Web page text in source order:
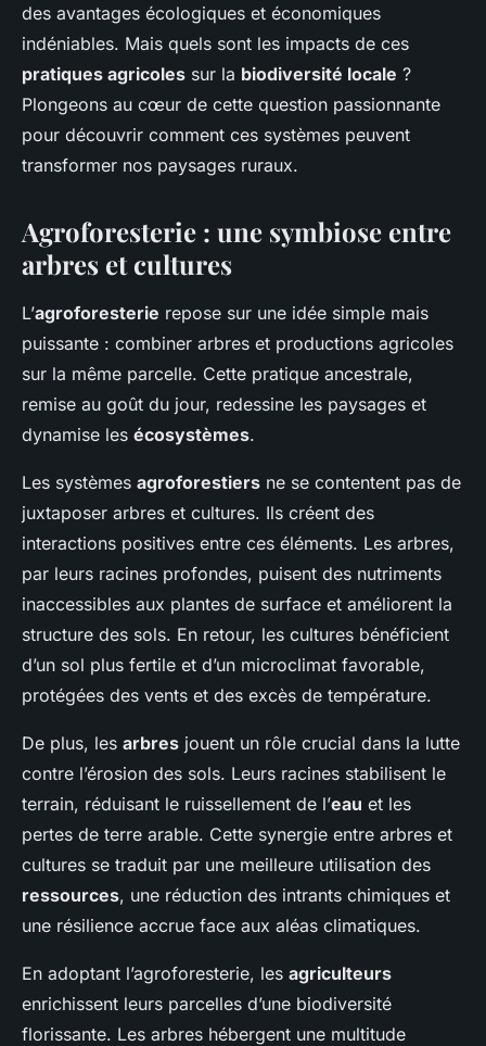
des avantages écologiques et économiques
indéniables. Mais quels sont les impacts de ces
pratiques agricoles sur la biodiversité locale ?
Plongeons au cœur de cette question passionnante
pour découvrir comment ces systèmes peuvent
transformer nos paysages ruraux.
Agroforesterie : une symbiose entre
arbres et cultures
L’agroforesterie repose sur une idée simple mais
puissante : combiner arbres et productions agricoles
sur la même parcelle. Cette pratique ancestrale,
remise au goût du jour, redessine les paysages et
dynamise les écosystèmes.
Les systèmes agroforestiers ne se contentent pas de
juxtaposer arbres et cultures. Ils créent des
interactions positives entre ces éléments. Les arbres,
par leurs racines profondes, puisent des nutriments
inaccessibles aux plantes de surface et améliorent la
structure des sols. En retour, les cultures bénéficient
d’un sol plus fertile et d’un microclimat favorable,
protégées des vents et des excès de température.
De plus, les arbres jouent un rôle crucial dans la lutte
contre l’érosion des sols. Leurs racines stabilisent le
terrain, réduisant le ruissellement de l’eau et les
pertes de terre arable. Cette synergie entre arbres et
cultures se traduit par une meilleure utilisation des
ressources, une réduction des intrants chimiques et
une résilience accrue face aux aléas climatiques.
En adoptant l’agroforesterie, les agriculteurs
enrichissent leurs parcelles d’une biodiversité
florissante. Les arbres hébergent une multitude